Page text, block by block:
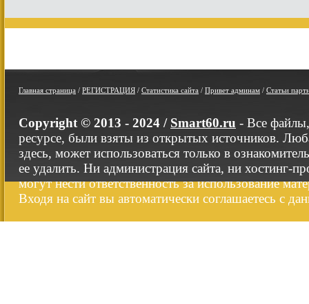
Главная страница / РЕГИСТРАЦИЯ / Статистика сайта / Привет админам / Статьи
Copyright © 2013 - 2024 / Smart60.ru - Все
ресурсе, были взяты из открытых источников.
здесь, может использоваться только в
ее удалить. Ни администрация сайта, ни хостинг-
могут нести ответственность за использование
Входя на сайт вы автоматически соглашаетесь с